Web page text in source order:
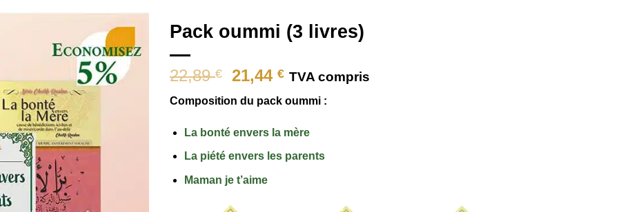
Pack oummi (3 livres)
22,89€
Le
initial
était :
22,89 €.
21,44€Le
actuel
est :
21,44 €.
TVA compris
Composition du pack oummi :
La bonté envers la mère
La piété envers les parents
Maman je t’aime